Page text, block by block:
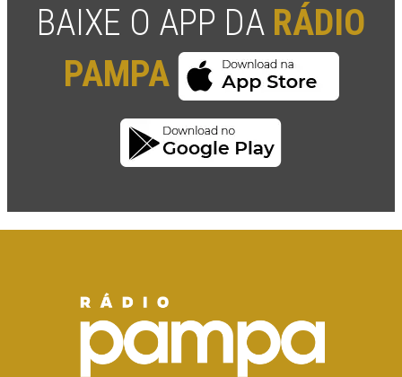
BAIXE O APP DA RÁDIO
PAMPA